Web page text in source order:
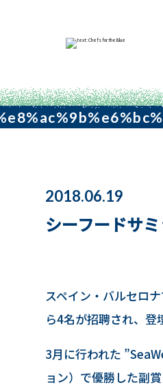
2018.06.19
シーフードサ
スペイン・バルセロ
ら4名が招聘され、登
3月に行われた
ョン）で優勝した副